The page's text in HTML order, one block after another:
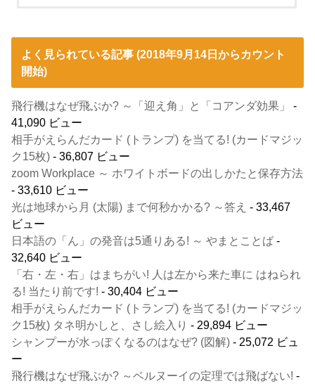
よく見られている記事 (2018年9月14日からカウント
開始)
飛行機はなぜ飛ぶか? ～「迎え角」と「コアンダ効果」
-
41,090 ビュー
相手がえらんだカード (トランプ) を当てる! (カードマジッ
ク15枚) - 36,807 ビュー
zoom Workplace ～ ホワイトボードの出しかたと保存方法
- 33,610 ビュー
光は地球から月 (太陽) まで何秒かかる? ～答え - 33,467
ビュー
日本語の「ん」の発音は5通りある! ～ やまとことば -
32,640 ビュー
「右・左・右」はまちがい! 人は左から来た車に はねられ
る! 当たり前です! - 30,404 ビュー
相手がえらんだカード (トランプ) を当てる! (カードマジッ
ク15枚) タネ明かしと、さし絵入り - 29,894 ビュー
シャンプーが水っぽくなるのはなぜ? (図解) - 25,072 ビュ
ー
飛行機はなぜ飛ぶか? ～ベルヌーイの定理では飛ばない! -